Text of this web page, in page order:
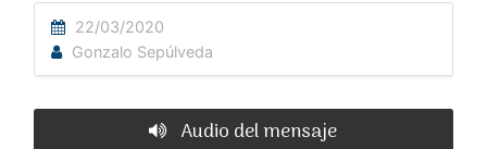
22/03/2020
Gonzalo Sepúlveda
Audio del mensaje